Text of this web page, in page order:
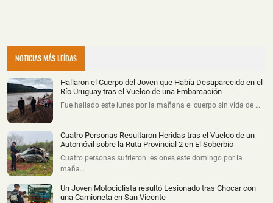
NOTICIAS MÁS LEÍDAS
Hallaron el Cuerpo del Joven que Había Desaparecido en el
Río Uruguay tras el Vuelco de una Embarcación
Fue hallado este lunes por la mañana el cuerpo sin vida de …
Cuatro Personas Resultaron Heridas tras el Vuelco de un
Automóvil sobre la Ruta Provincial 2 en El Soberbio
Cuatro personas sufrieron lesiones este domingo por la
maña…
Un Joven Motociclista resultó Lesionado tras Chocar con
una Camioneta en San Vicente